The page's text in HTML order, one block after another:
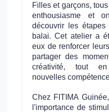
Filles et garçons,
enthousiasme et
découvrir les
balai. Cet atelier a
eux de renforcer
partager des
créativité, tout
nouvelles
Chez FITIMA
l'importance de